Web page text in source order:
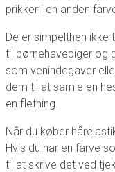
prikker i en anden
De er simpelthen
til børnehavepiger og
som venindegaver
dem til at samle en
en fletning.
Når du køber
Hvis du har en farve
til at skrive det ved